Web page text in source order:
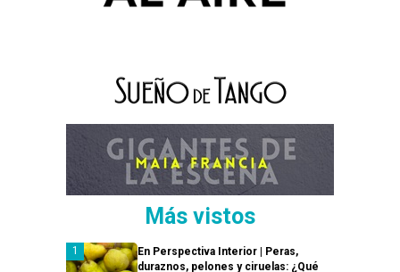
Más vistos
En Perspectiva Interior | Peras,
duraznos, pelones y ciruelas: ¿Qué